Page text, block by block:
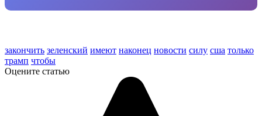
закончить зеленский имеют наконец новости силу сша только
трамп чтобы
Оцените статью